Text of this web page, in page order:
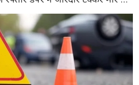
की मौके पर ही मौत हो गई,
अन्य सिपाही गंभीर रूप से घायल […]